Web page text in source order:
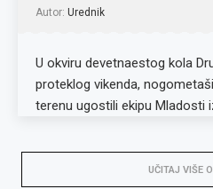
Autor: Urednik
U okviru devetnaestog kola
proteklog vikenda,
terenu ugostili ekipu Mladosti
UČITAJ VIŠE